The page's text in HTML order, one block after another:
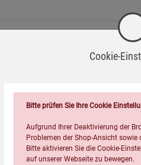
Reaktionen hervorrufen.
scharfe Kanten aufweisen
Kindern auf.
Cookie-
Bitte prüfen Sie Ihre Cookie
Aufgrund Ihrer Deaktivierung der
Problemen der Shop-Ansicht sowie
Bitte aktivieren Sie die Cookie-
auf unserer Webseite zu bewegen.